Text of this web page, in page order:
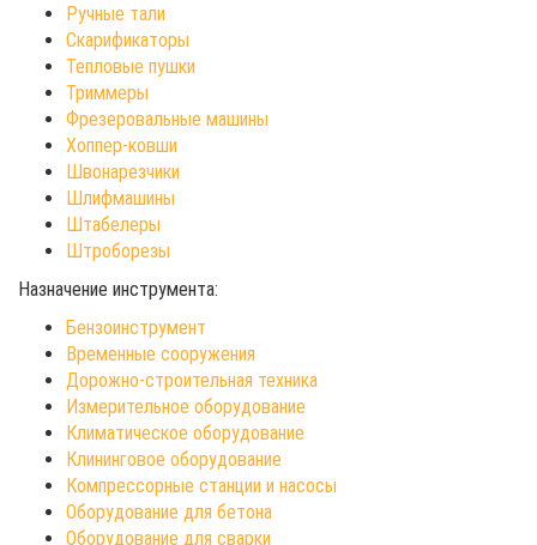
Ручные тали
Скарификаторы
Тепловые пушки
Триммеры
Фрезеровальные машины
Хоппер-ковши
Швонарезчики
Шлифмашины
Штабелеры
Штроборезы
Назначение инструмента:
Бензоинструмент
Временные сооружения
Дорожно-строительная техника
Измерительное оборудование
Климатическое оборудование
Клининговое оборудование
Компрессорные станции и насосы
Оборудование для бетона
Оборудование для сварки